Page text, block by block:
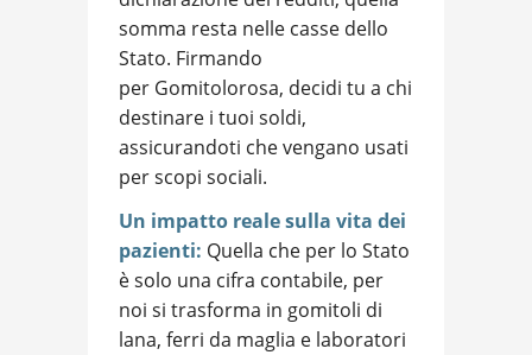
somma resta nelle casse dello
Stato. Firmando
per Gomitolorosa, decidi tu a chi
destinare i tuoi soldi,
assicurandoti che vengano usati
per scopi sociali.
Un impatto reale sulla vita dei
pazienti: Quella che per lo Stato
è solo una cifra contabile, per
noi si trasforma in gomitoli di
lana, ferri da maglia e laboratori